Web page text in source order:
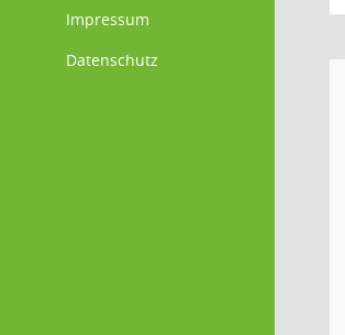
Impressum
Datenschutz